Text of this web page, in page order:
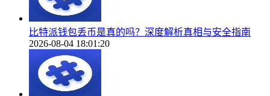
比特派钱包丢币是真的吗？深度解析真相与安全指南
2026-08-04 18:01:20